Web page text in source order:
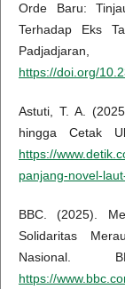
Orde Baru:
Terhadap Eks
https://doi.org/
Astuti, T. A.
hingga Cetak
https://
panjang-novel-
BBC. (2025).
Solidaritas
Nasional.
https://